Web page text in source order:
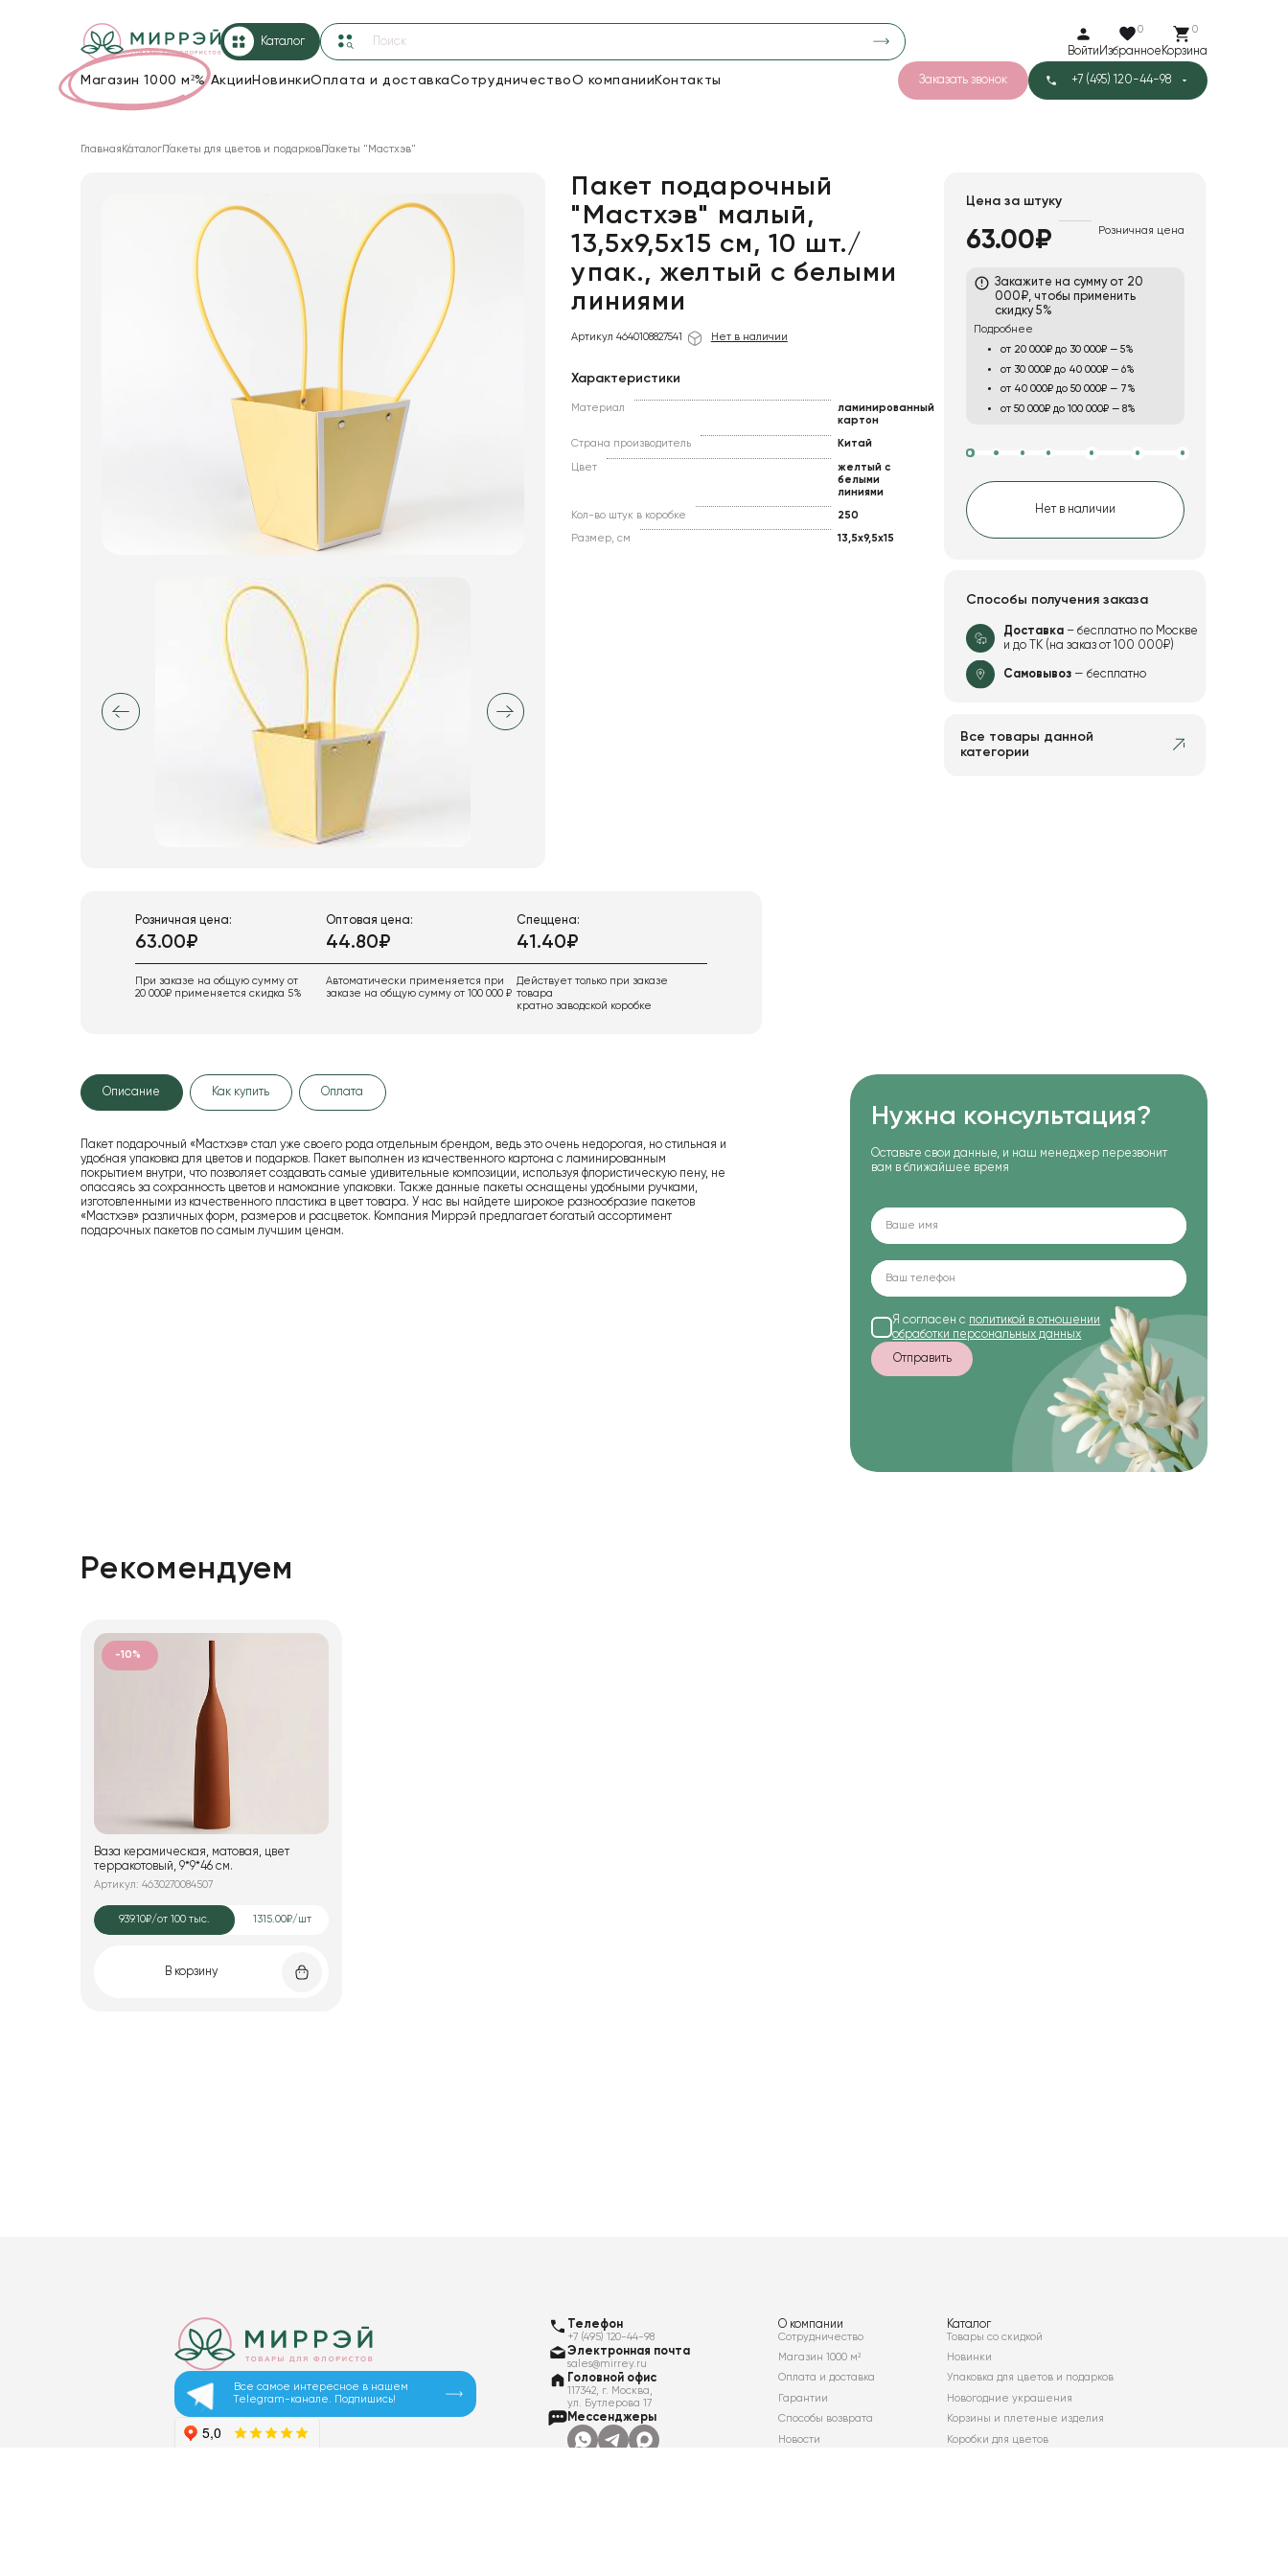
Каталог
Войти
0
Избранное
0
Корзина
Магазин 1000 м²%Акции НовинкиОплата и доставкаСотрудничествоО компании Контакты Заказать звонок +7 (495) 120-44-98
18
Сетка6
Коробки для цветов
Товары для флористов
Пакеты для цветов и подарков
Искусственные цветы и растения
Декоративные вазы, кашпо
Главная КаталогПакеты для цветов и подарковПакеты "Мастхэв"
Пакет подарочный
"Мастхэв" малый,
13,5х9,5х15 см, 10 шт./
упак., желтый с белыми
линиями
Артикул 4640108827541 Нет в наличии
Характеристики
Материал
ламинированный
картон
Страна производитель Китай
Цвет
желтый с
белыми
линиями
Кол-во штук в коробке 250
Размер, см 13,5x9,5x15
Розничная цена:
63.00₽
При заказе на общую сумму от
20 000₽ применяется скидка 5%
Оптовая цена:
44.80₽
Автоматически применяется при
заказе на общую сумму от 100 000 ₽
Спеццена:
41.40₽
Действует только при заказе
товара
кратно заводской коробке
Цена за штуку
63.00₽ Розничная цена
Закажите на сумму от 20
000₽, чтобы применить
скидку 5%
Подробнее
от 20 000₽ до 30 000₽ — 5%
от 30 000₽ до 40 000₽ — 6%
от 40 000₽ до 50 000₽ — 7%
от 50 000₽ до 100 000₽ — 8%
Нет в наличии
Способы получения заказа
Доставка– бесплатно по Москве
и до ТК (на заказ от 100 000₽)
Самовывоз— бесплатно
Все товары данной
категории
Описание Как купить Оплата
Пакет подарочный «Мастхэв» стал уже своего рода отдельным брендом, ведь это очень недорогая, но стильная и
удобная упаковка для цветов и подарков. Пакет выполнен из качественного картона с ламинированным
покрытием внутри, что позволяет создавать самые удивительные композиции, используя флористическую пену, не
опасаясь за сохранность цветов и намокание упаковки. Также данные пакеты оснащены удобными ручками,
изготовленными из качественного пластика в цвет товара. У нас вы найдете широкое разнообразие пакетов
«Мастхэв» различных форм, размеров и расцветок. Компания Миррэй предлагает богатый ассортимент
подарочных пакетов по самым лучшим ценам.
Нужна консультация?
Оставьте свои данные, и наш менеджер перезвонит
вам в ближайшее время
Я согласен с политикой в отношении
обработки персональных данных
Отправить
Рекомендуем
-10%
Ваза керамическая, матовая, цвет
терракотовый, 9*9*46 см.
Артикул: 4630270084507
939.10₽/от 100 тыс. 1315.00₽/шт
В корзину
Все самое интересное в нашем
Telegram-канале. Подпишись!
Телефон
+7 (495) 120-44-98
Электронная почта
sales@mirrey.ru
Головной офис
117342, г. Москва,
ул. Бутлерова 17
Мессенджеры
О компании
Сотрудничество
Магазин 1000 м²
Оплата и доставка
Гарантии
Способы возврата
Новости
Каталог
Товары со скидкой
Новинки
Упаковка для цветов и подарков
Новогодние украшения
Корзины и плетеные изделия
Коробки для цветов